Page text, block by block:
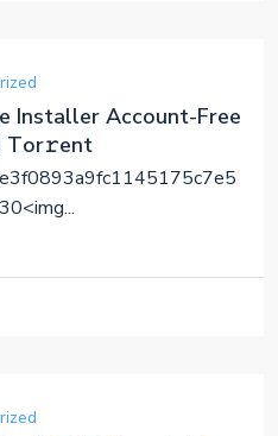
Installer Account-Free
Tоr𝚛ent